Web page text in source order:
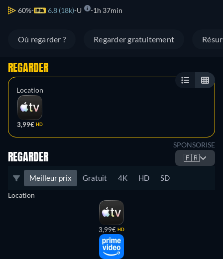
60% 6.8 (18k) U 1h 37min
Où regarder ? Regarder gratuitement
REGARDER
Location
3,99€ HD
SPONSORISE
REGARDER 🇫🇷
Meilleur prix Gratuit 4K HD SD
Location
3,99€ HD